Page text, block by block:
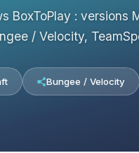
BoxToPlay :
/ Velocity,
Bungee / Velocity